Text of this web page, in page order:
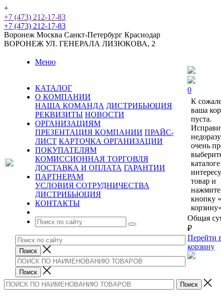
+
+7 (473) 212-17-83
+7 (473) 212-17-83
Воронеж Москва Санкт-Петербург Краснодар
ВОРОНЕЖ УЛ. ГЕНЕРАЛА ЛИЗЮКОВА, 2
Меню
КАТАЛОГ
О КОМПАНИИ
НАША КОМАНДА ДИСТРИБЬЮЦИЯ
РЕКВИЗИТЫ НОВОСТИ
ОРГАНИЗАЦИЯМ
ПРЕЗЕНТАЦИЯ КОМПАНИИ ПРАЙС-
ЛИСТ КАРТОЧКА ОРГАНИЗАЦИИ
ПОКУПАТЕЛЯМ
КОМИССИОННАЯ ТОРГОВЛЯ
ДОСТАВКА И ОПЛАТА ГАРАНТИИ
ПАРТНЕРАМ
УСЛОВИЯ СОТРУДНИЧЕСТВА
ДИСТРИБЬЮЦИЯ
КОНТАКТЫ
0
К
ваша
пуста.
очень
каталоге
товар и
нажмите
кнопку
Общая
₽
Перейти
корзину